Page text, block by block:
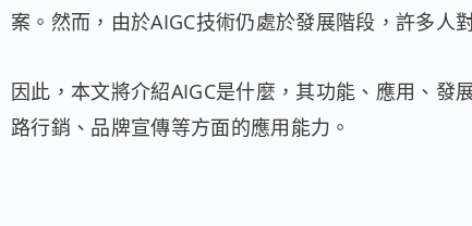
案。然而，由於AIGC技術仍處於發展階段，許多人
因此，本文將介紹AIGC是什麼，其功能、應用、發
路行銷、品牌宣傳等方面的應用能力。